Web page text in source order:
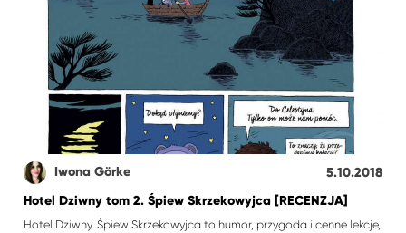
Iwona Görke
5.10.2018
Hotel Dziwny tom 2. Śpiew Skrzekowyjca [RECENZJA]
Hotel Dziwny. Śpiew Skrzekowyjca to humor, przygoda i cenne lekcje,